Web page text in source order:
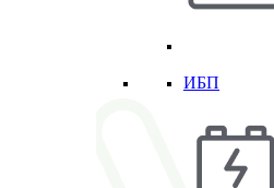
ИБП